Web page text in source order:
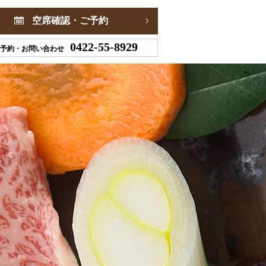
空席確認・ご予約
約・お問い合わせ 0422-55-8929